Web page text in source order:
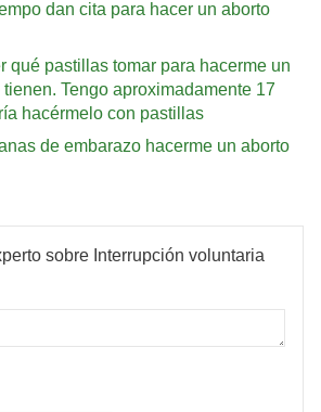
dan cita para hacer un aborto
qué pastillas tomar para hacerme un
Tengo aproximadamente 17
hacérmelo con pastillas
de embarazo hacerme un aborto
sobre Interrupción voluntaria